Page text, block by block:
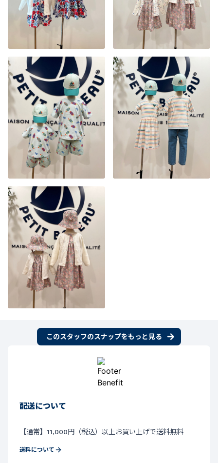
このスタッフのスナップをもっと見る
配送について
【通常】11,000円（税込）以上お買い上げで送料無料
送料について